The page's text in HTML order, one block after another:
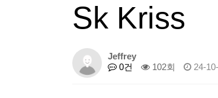
Sk Kriss
Jeffrey
0건
102회 24-